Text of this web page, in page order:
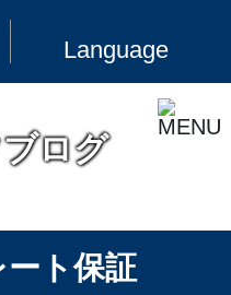
Language
ログ
ト保証